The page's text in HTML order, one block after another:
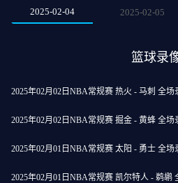
2025-02-04 2025-02-05
篮球录
2025年02月02日NBA常规赛 热火 - 马刺 全场
2025年02月02日NBA常规赛 掘金 - 黄蜂 全场
2025年02月01日NBA常规赛 太阳 - 勇士 全场
2025年02月01日NBA常规赛 凯尔特人 - 鹈鹕